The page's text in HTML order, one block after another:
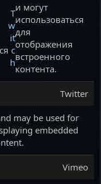
T
w
it
c
h
и могут
использоваться
для
отображения
встроенного
контента.
Twitter
may be used for
embedded
Vimeo